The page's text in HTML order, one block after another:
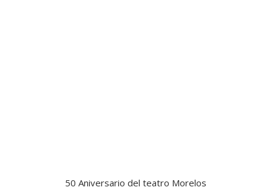
50 Aniversario del teatro Morelos